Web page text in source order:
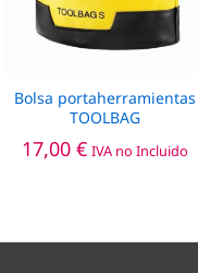
Bolsa portaherramientas
TOOLBAG
17,00 € IVA no Incluido